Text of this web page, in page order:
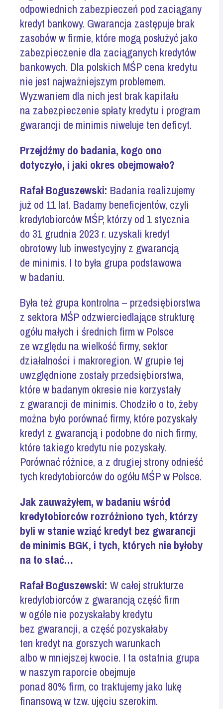
odpowiednich zabezpieczeń pod zaciągany
kredyt bankowy. Gwarancja zastępuje brak
zasobów w firmie, które mogą posłużyć jako
zabezpieczenie dla zaciąganych kredytów
bankowych. Dla polskich MŚP cena kredytu
nie jest najważniejszym problemem.
Wyzwaniem dla nich jest brak kapitału
na zabezpieczenie spłaty kredytu i program
gwarancji de minimis niweluje ten deficyt.
Przejdźmy do badania, kogo ono
dotyczyło, i jaki okres obejmowało?
Rafał Boguszewski: Badania realizujemy
już od 11 lat. Badamy beneficjentów, czyli
kredytobiorców MŚP, którzy od 1 stycznia
do 31 grudnia 2023 r. uzyskali kredyt
obrotowy lub inwestycyjny z gwarancją
de minimis. I to była grupa podstawowa
w badaniu.
Była też grupa kontrolna – przedsiębiorstwa
z sektora MŚP odzwierciedlające strukturę
ogółu małych i średnich firm w Polsce
ze względu na wielkość firmy, sektor
działalności i makroregion. W grupie tej
uwzględnione zostały przedsiębiorstwa,
które w badanym okresie nie korzystały
z gwarancji de minimis. Chodziło o to, żeby
można było porównać firmy, które pozyskały
kredyt z gwarancją i podobne do nich firmy,
które takiego kredytu nie pozyskały.
Porównać różnice, a z drugiej strony odnieść
tych kredytobiorców do ogółu MŚP w Polsce.
Jak zauważyłem, w badaniu wśród
kredytobiorców rozróżniono tych, którzy
byli w stanie wziąć kredyt bez gwarancji
de minimis BGK, i tych, których nie byłoby
na to stać…
Rafał Boguszewski: W całej strukturze
kredytobiorców z gwarancją część firm
w ogóle nie pozyskałaby kredytu
bez gwarancji, a część pozyskałaby
ten kredyt na gorszych warunkach
albo w mniejszej kwocie. I ta ostatnia grupa
w naszym raporcie obejmuje
ponad 80% firm, co traktujemy jako lukę
finansową w tzw. ujęciu szerokim.